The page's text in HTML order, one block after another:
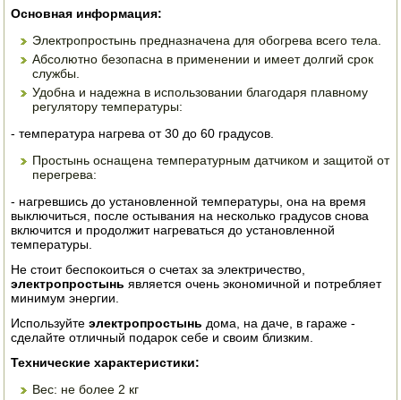
ТОВАРЫ ДЛЯ ЗИМЫ
ДЛЯ ФЕРМЕРА
ОБОРУДОВАНИЕ ДЛЯ ПЧЕЛОВОДСТВА
СРЕДСТВА ОТ ВРЕДИТЕЛЕЙ
ПОСУДА ДЛЯ КУХНИ
ДУШ ДЛЯ ДАЧИ И ДОМА
МАНГАЛЫ, КОПТИЛЬНИ
ОРЕХОКОЛЫ
Основная информация:
Электропростынь предназначена для обогрева всего тела.
Абсолютно безопасна в применении и имеет долгий срок
службы.
Удобна и надежна в использовании благодаря плавному
регулятору температуры:
- температура нагрева от 30 до 60 градусов.
Простынь оснащена температурным датчиком и защитой от
перегрева:
- нагревшись до установленной температуры, она на время
выключиться, после остывания на несколько градусов снова
включится и продолжит нагреваться до установленной
температуры.
Не стоит беспокоиться о счетах за электричество,
электропростыньявляется очень экономичной и потребляет
минимум энергии.
Используйтеэлектропростыньдома, на даче, в гараже -
сделайте отличный подарок себе и своим близким.
Технические характеристики:
Вес: не более 2 кг